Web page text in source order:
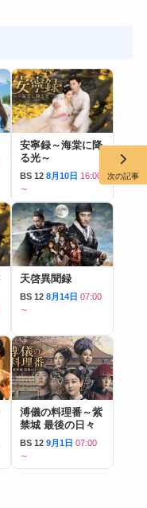
安寧録～海棠に降
る光～
BS 12 8月10日 16:00
～
天啓異聞録
BS 12 8月14日 07:00
～
溥儀の料理番～紫
禁城 最後の日々
BS 12 9月1日 07:00
～
次の記事